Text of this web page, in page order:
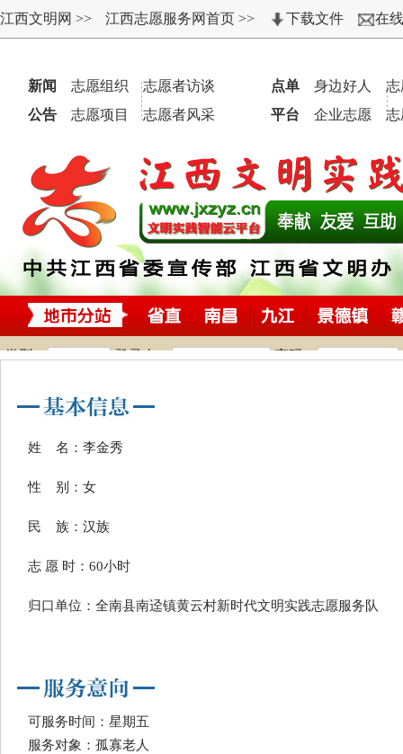
姓 名：李金秀
性 别：女
民 族：汉族
志 愿 时：60小时
归口单位：全南县南迳镇黄云村新时代文明实践志愿服务队
可服务时间：星期五
服务对象：孤寡老人